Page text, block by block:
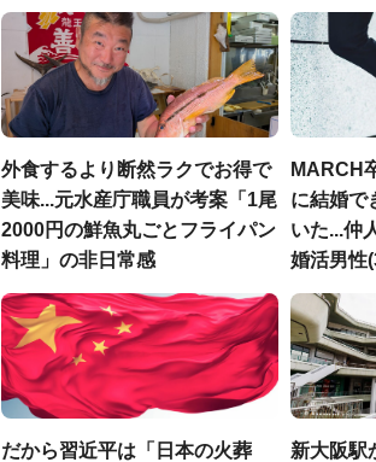
外食するより断然ラクでお得で
美味...元水産庁職員が考案「1尾
2000円の鮮魚丸ごとフライパン
料理」の非日常感
MARCH
に結婚で
いた...仲
婚活男性
だから習近平は「日本の火葬 新大阪駅